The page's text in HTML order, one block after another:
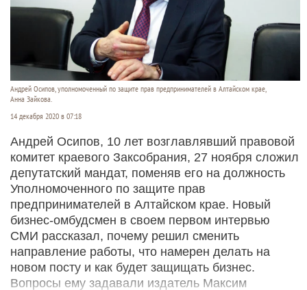
Андрей Осипов, уполномоченный по защите прав предпринимателей в Алтайском крае,
Анна Зайкова.
14 декабря 2020 в 07:18
Андрей Осипов, 10 лет возглавлявший правовой
комитет краевого Заксобрания, 27 ноября сложил
депутатский мандат, поменяв его на должность
Уполномоченного по защите прав
предпринимателей в Алтайском крае. Новый
бизнес-омбудсмен в своем первом интервью
СМИ рассказал, почему решил сменить
направление работы, что намерен делать на
новом посту и как будет защищать бизнес.
Вопросы ему задавали издатель Максим